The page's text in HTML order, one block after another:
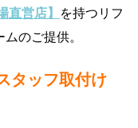
直営店】 を持つリフ
のご提供。
ッフ取付け